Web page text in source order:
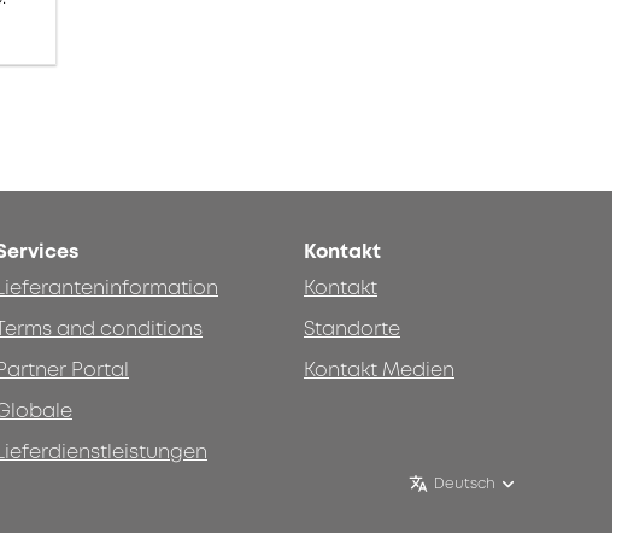
and conditions
Portal
Kontakt
Kontakt
Standorte
Kontakt Medien
Deutsch